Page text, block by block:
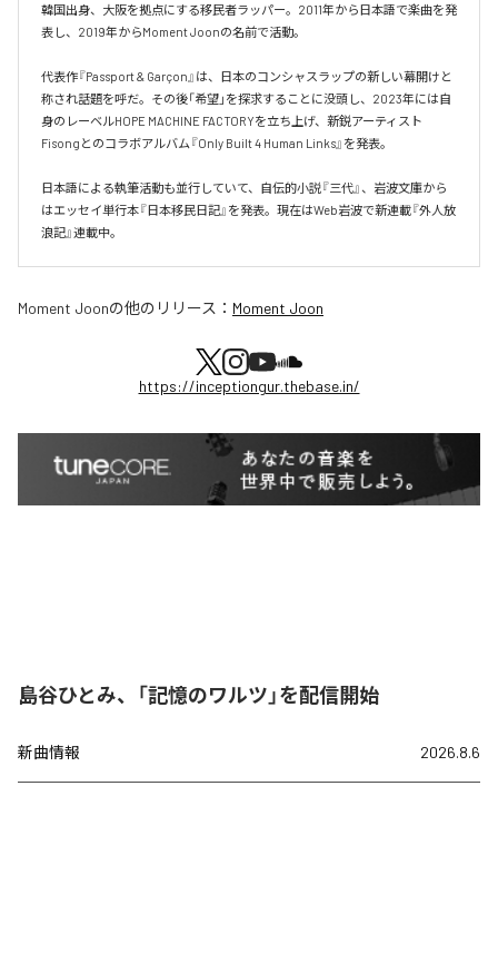
韓国出身、大阪を拠点にする移民者ラッパー。2011年から日本語で楽曲を発
表し、2019年からMoment Joonの名前で活動。
代表作『Passport & Garçon』は、日本のコンシャスラップの新しい幕開けと
称され話題を呼だ。その後「希望」を探求することに没頭し、2023年には自
身のレーベルHOPE MACHINE FACTORYを立ち上げ、新鋭アーティスト
Fisongとのコラボアルバム『Only Built 4 Human Links』を発表。
日本語による執筆活動も並行していて、自伝的小説『三代』、岩波文庫から
はエッセイ単行本『日本移民日記』を発表。現在はWeb岩波で新連載『外人放
浪記』連載中。
Moment Joonの他のリリース： Moment Joon
https://inceptiongur.thebase.in/
島谷ひとみ、「記憶のワルツ」を配信開始
新曲情報 2026.8.6